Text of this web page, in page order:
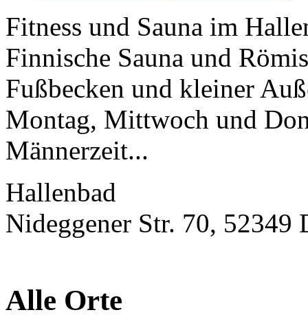
Fitness und Sauna im
Finnische Sauna und
Fußbecken und kleiner
Montag, Mittwoch und
Männerzeit...
Hallenbad
Nideggener Str. 70, 52349
Alle Orte